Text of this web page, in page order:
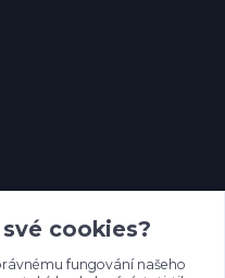
cookies?
fungování našeho